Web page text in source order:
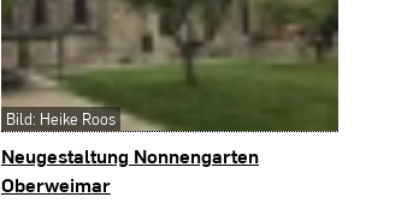
Neugestaltung Nonnengarten
Oberweimar
Bild: Heike Roos